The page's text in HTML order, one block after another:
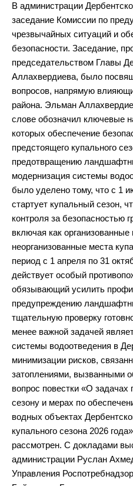
В администрации
заседание Комиссии по
чрезвычайных ситуаций и
безопасности. Заседание,
председательством Главы
Аллахвердиева, было
вопросов, напрямую
района. Эльман
слове обозначил ключевые
которых обеспечение
предстоящего купального
предотвращению
модернизация системы
было уделено тому, что с 1
стартует купальный сезон,
контроля за безопасностью
включая как организованные
неорганизованные места
период с 1 апреля по 31
действует особый
обязывающий усилить
предупреждению
тщательную проверку
менее важной задачей
системы водоотведения в
минимизации рисков,
затоплениями, вызванными
вопрос повестки «О задачах
сезону и мерах по
водных объектах
купального сезона 2026
рассмотрен. С докладами
администрации Руслан
Управления